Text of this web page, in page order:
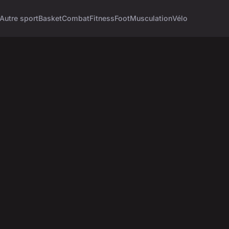
sportBasketCombatFitnessFootMusculationVélo